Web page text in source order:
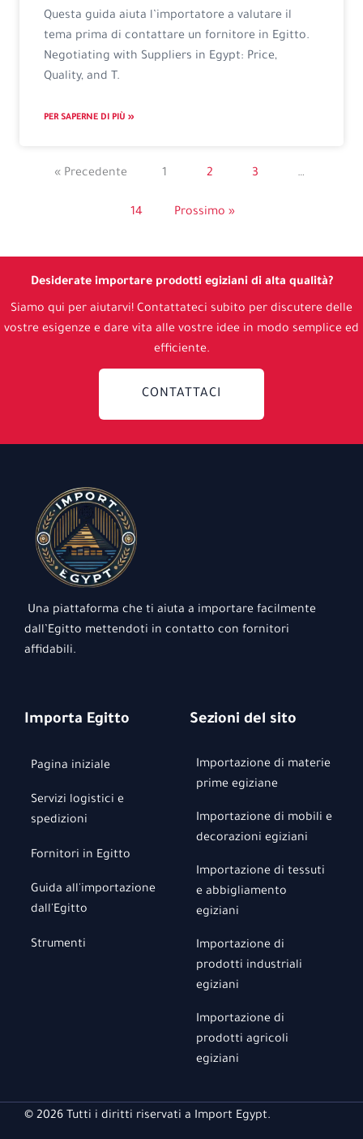
Questa guida aiuta l’importatore a valutare il
tema prima di contattare un fornitore in Egitto.
Negotiating with Suppliers in Egypt: Price,
Quality, and T.
PER SAPERNE DI PIÙ »
« Precedente 1 2 3 …
14 Prossimo »
Desiderate importare prodotti egiziani di alta qualità?
Siamo qui per aiutarvi! Contattateci subito per discutere delle
vostre esigenze e dare vita alle vostre idee in modo semplice ed
efficiente.
CONTATTACI
Una piattaforma che ti aiuta a importare facilmente
dall’Egitto mettendoti in contatto con fornitori
affidabili.
Importa Egitto
Pagina iniziale
Servizi logistici e
spedizioni
Fornitori in Egitto
Guida all'importazione
dall'Egitto
Strumenti
Sezioni del sito
Importazione di materie
prime egiziane
Importazione di mobili e
decorazioni egiziani
Importazione di tessuti
e abbigliamento
egiziani
Importazione di
prodotti industriali
egiziani
Importazione di
prodotti agricoli
egiziani
© 2026 Tutti i diritti riservati a Import Egypt.